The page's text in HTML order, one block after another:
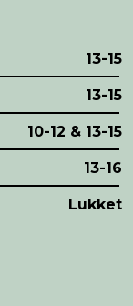
13-15
13-15
10-12 & 13-15
13-16
Lukket